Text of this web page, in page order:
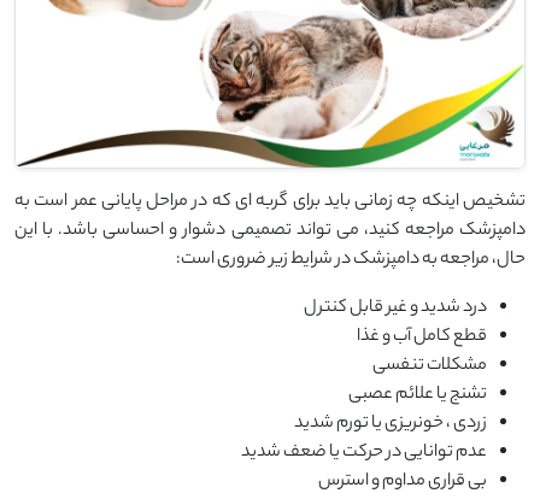
تشخیص اینکه چه زمانی باید برای گربه ‌ای که در مراحل پایانی عمر است به
دامپزشک مراجعه کنید، می ‌تواند تصمیمی دشوار و احساسی باشد. با این
حال، مراجعه به دامپزشک در شرایط زیر ضروری است:
درد شدید و غیر قابل کنترل
قطع کامل آب و غذا
مشکلات تنفسی
تشنج یا علائم عصبی
زردی ، خونریزی یا تورم شدید
عدم توانایی در حرکت یا ضعف شدید
بی قراری مداوم و استرس